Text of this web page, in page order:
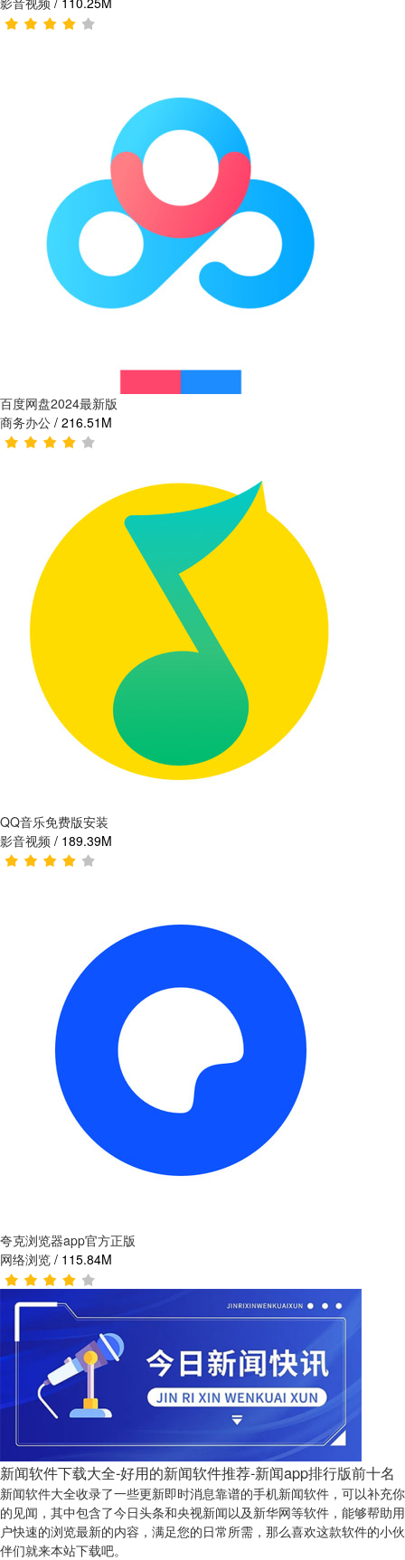
百度网盘2024最新版
商务办公 / 216.51M
QQ音乐免费版安装
影音视频 / 189.39M
夸克浏览器app官方正版
网络浏览 / 115.84M
新闻软件下载大全-好用的新闻软件推荐-新闻app排行版前十名
新闻软件大全收录了一些更新即时消息靠谱的手机新闻软件，可以补充你
的见闻，其中包含了今日头条和央视新闻以及新华网等软件，能够帮助用
户快速的浏览最新的内容，满足您的日常所需，那么喜欢这款软件的小伙
伴们就来本站下载吧。